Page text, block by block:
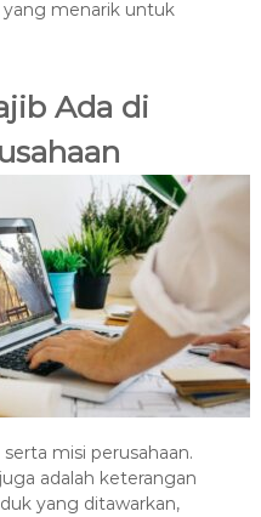
menarik untuk
Ada di
misi perusahaan.
adalah keterangan
yang ditawarkan,